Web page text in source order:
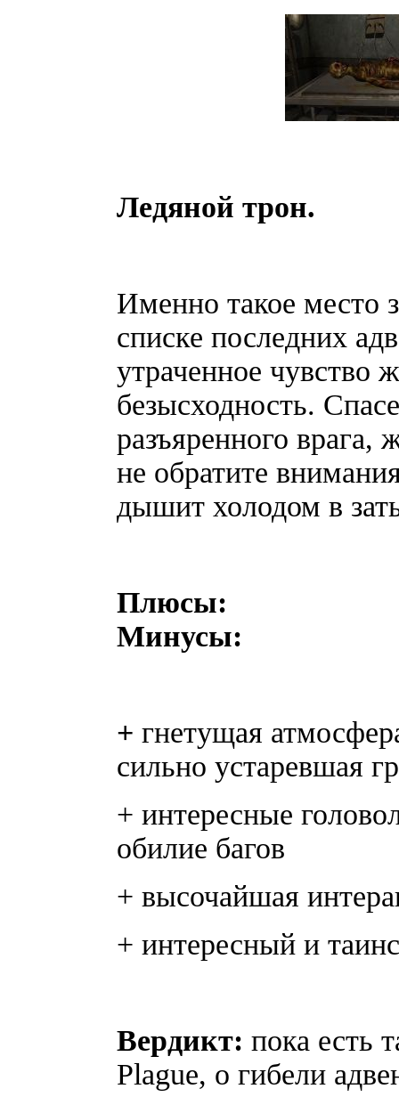
Ледяной трон.
Именно такое место
списке последних
утраченное
безысходность.
разъяренного
не обратите
дышит холодом в
Плюсы:
Минусы:
+ гнетущая
сильно устаревшая
+
обилие багов
+ высочайшая
+ интересный и
Вердикт: пока есть
Plague, о гибели